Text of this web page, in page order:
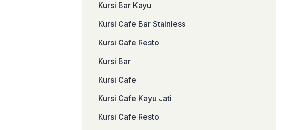
Kursi Bar Kayu
Kursi Cafe Bar Stainless
Kursi Cafe Resto
Kursi Bar
Kursi Cafe
Kursi Cafe Kayu Jati
Kursi Cafe Resto